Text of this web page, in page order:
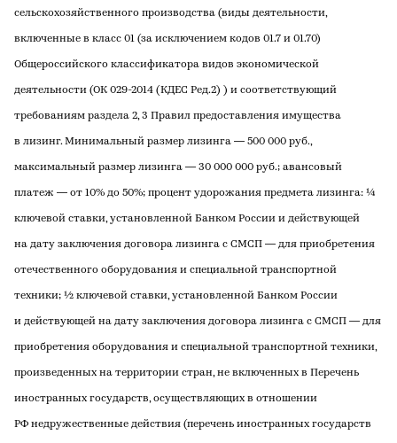
сельскохозяйственного производства (виды деятельности,
включенные в класс 01 (за исключением кодов 01.7 и 01.70)
Общероссийского классификатора видов экономической
деятельности (ОК 029-2014 (КДЕС Ред.2) ) и соответствующий
требованиям раздела 2, 3 Правил предоставления имущества
в лизинг. Минимальный размер лизинга — 500 000 руб.,
максимальный размер лизинга — 30 000 000 руб.; авансовый
платеж — от 10% до 50%; процент удорожания предмета лизинга: ¼
ключевой ставки, установленной Банком России и действующей
на дату заключения договора лизинга с СМСП — для приобретения
отечественного оборудования и специальной транспортной
техники; ½ ключевой ставки, установленной Банком России
и действующей на дату заключения договора лизинга с СМСП — для
приобретения оборудования и специальной транспортной техники,
произведенных на территории стран, не включенных в Перечень
иностранных государств, осуществляющих в отношении
РФ недружественные действия (перечень иностранных государств